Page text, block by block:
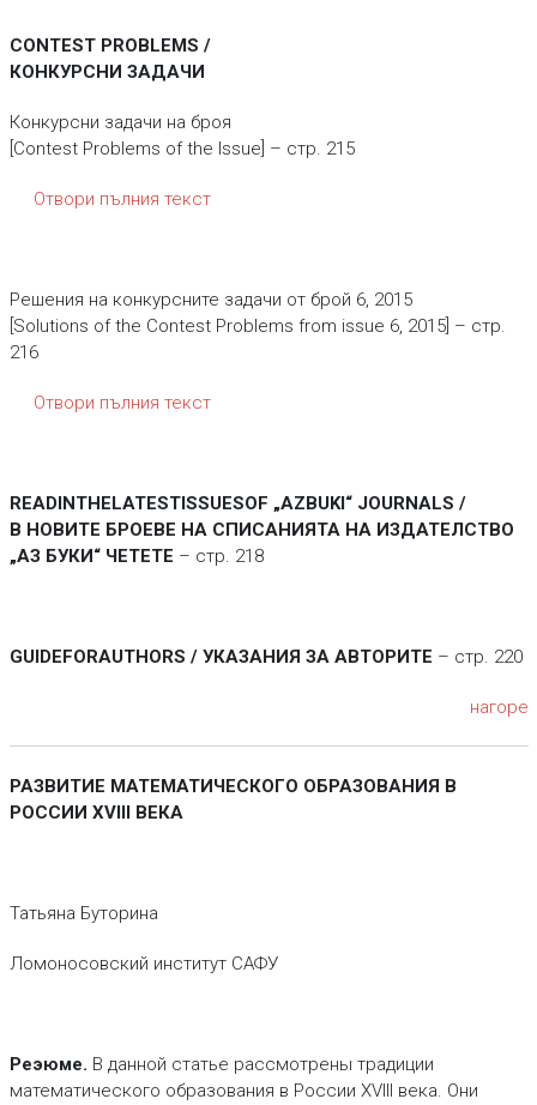
CONTEST PROBLEMS /
КОНКУРСНИ ЗАДАЧИ
Конкурсни задачи на броя
[Contest Problems of the Issue] – стр. 215
Отвори пълния текст
Решения на конкурсните задачи от брой 6, 2015
[Solutions of the Contest Problems from issue 6, 2015] – стр.
216
Отвори пълния текст
READINTHELATESTISSUESOF „AZBUKI“ JOURNALS /
В НОВИТЕ БРОЕВЕ НА СПИСАНИЯТА НА ИЗДАТЕЛСТВО
„АЗ БУКИ“ ЧЕТЕТЕ – стр. 218
GUIDEFORAUTHORS / УКАЗАНИЯ ЗА АВТОРИТЕ – стр. 220
нагоре
РАЗВИТИЕ МАТЕМАТИЧЕСКОГО ОБРАЗОВАНИЯ В
РОССИИ XVIII ВЕКА
Татьяна Буторина
Ломоносовский институт САФУ
Реэюме. В данной статье рассмотрены традиции
математического образования в России ХVIII века. Они